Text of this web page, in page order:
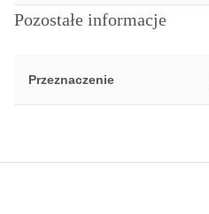
Pozostałe informacje
Przeznaczenie